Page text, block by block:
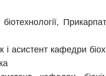
асистент кафедри